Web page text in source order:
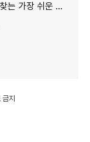
장 쉬운 방법
지